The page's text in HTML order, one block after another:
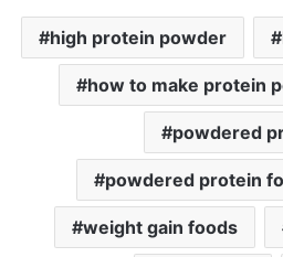
high protein powder
how to make protein
powdered
powdered protein
weight gain foods